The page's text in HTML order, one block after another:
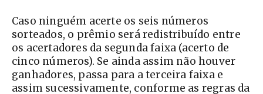
Caso ninguém acerte os seis números
sorteados, o prêmio será redistribuído entre
os acertadores da segunda faixa (acerto de
cinco números). Se ainda assim não houver
ganhadores, passa para a terceira faixa e
assim sucessivamente, conforme as regras da